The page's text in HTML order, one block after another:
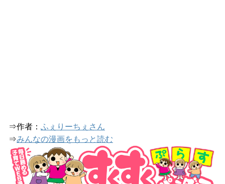
⇒作者： ふぇりーちぇさん
⇒みんなの漫画をもっと読む